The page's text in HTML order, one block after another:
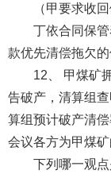
（甲要求收
丁依合同保
款优先清偿拖欠的
12、 甲煤矿
告破产，清算组
算组预计破产清
会议各方为甲煤
下列哪一观